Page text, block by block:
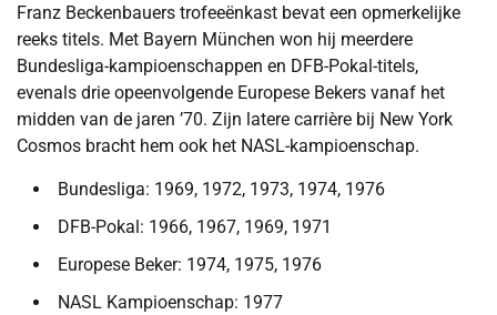
Franz Beckenbauers trofeeënkast bevat een opmerkelijke
reeks titels. Met Bayern München won hij meerdere
Bundesliga-kampioenschappen en DFB-Pokal-titels,
evenals drie opeenvolgende Europese Bekers vanaf het
midden van de jaren ’70. Zijn latere carrière bij New York
Cosmos bracht hem ook het NASL-kampioenschap.
Bundesliga: 1969, 1972, 1973, 1974, 1976
DFB-Pokal: 1966, 1967, 1969, 1971
Europese Beker: 1974, 1975, 1976
NASL Kampioenschap: 1977